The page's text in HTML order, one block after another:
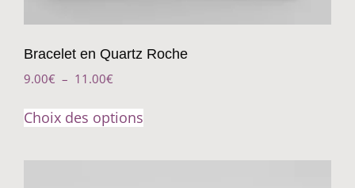
Bracelet en Quartz Roche
9.00€ – 11.00€
Choix des options